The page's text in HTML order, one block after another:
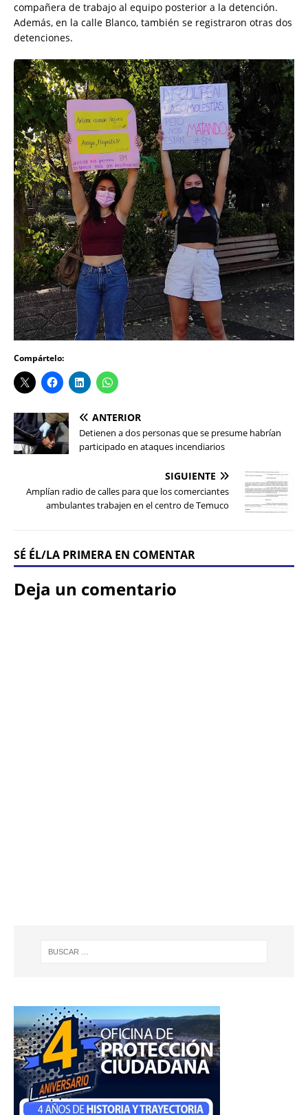
compañera de trabajo al equipo posterior a la detención.
Además, en la calle Blanco, también se registraron otras dos
detenciones.
Compártelo:
ANTERIOR
Detienen a dos personas que se presume habrían
participado en ataques incendiarios
SIGUIENTE
Amplían radio de calles para que los comerciantes
ambulantes trabajen en el centro de Temuco
SÉ ÉL/LA PRIMERA EN COMENTAR
Deja un comentario